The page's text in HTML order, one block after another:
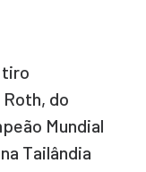
tiro
do
Mundial
Tailândia